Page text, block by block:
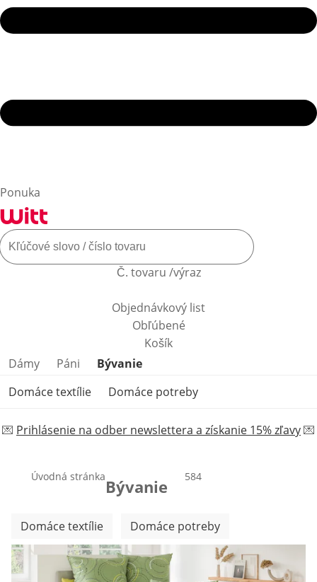
Ponuka
Č. tovaru /výraz
Objednávkový list
Obľúbené
Košík
Preskočiť kategórie produktov
Dámy Páni
Bývanie
Domáce textílie
Domáce potreby
💌 Prihlásenie na odber newslettera a získanie 15% zľavy💌
Úvodná stránkaBývanie produktov
584
Preskočiť ďalšie kategórie
Domáce textílie Domáce potreby